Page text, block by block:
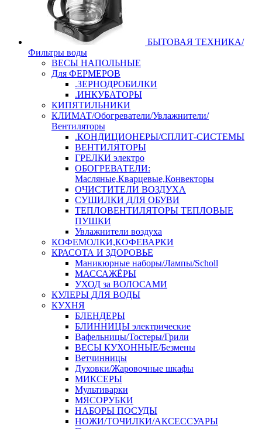
БЫТОВАЯ ТЕХНИКА/
Фильтры воды
ВЕСЫ НАПОЛЬНЫЕ
Для ФЕРМЕРОВ
.ЗЕРНОДРОБИЛКИ
.ИНКУБАТОРЫ
КИПЯТИЛЬНИКИ
КЛИМАТ/Обогреватели/Увлажнители/
Вентиляторы
.КОНДИЦИОНЕРЫ/СПЛИТ-СИСТЕМЫ
ВЕНТИЛЯТОРЫ
ГРЕЛКИ электро
ОБОГРЕВАТЕЛИ:
Масляные,Кварцевые,Конвекторы
ОЧИСТИТЕЛИ ВОЗДУХА
СУШИЛКИ ДЛЯ ОБУВИ
ТЕПЛОВЕНТИЛЯТОРЫ ТЕПЛОВЫЕ
ПУШКИ
Увлажнители воздуха
КОФЕМОЛКИ,КОФЕВАРКИ
КРАСОТА И ЗДОРОВЬЕ
Маникюрные наборы/Лампы/Scholl
МАССАЖЁРЫ
УХОД за ВОЛОСАМИ
КУЛЕРЫ ДЛЯ ВОДЫ
КУХНЯ
БЛЕНДЕРЫ
БЛИННИЦЫ электрические
Вафельницы/Тостеры/Грили
ВЕСЫ КУХОННЫЕ/Безмены
Ветчинницы
Духовки/Жаровочные шкафы
МИКСЕРЫ
Мультиварки
МЯСОРУБКИ
НАБОРЫ ПОСУДЫ
НОЖИ/ТОЧИЛКИ/АКСЕССУАРЫ